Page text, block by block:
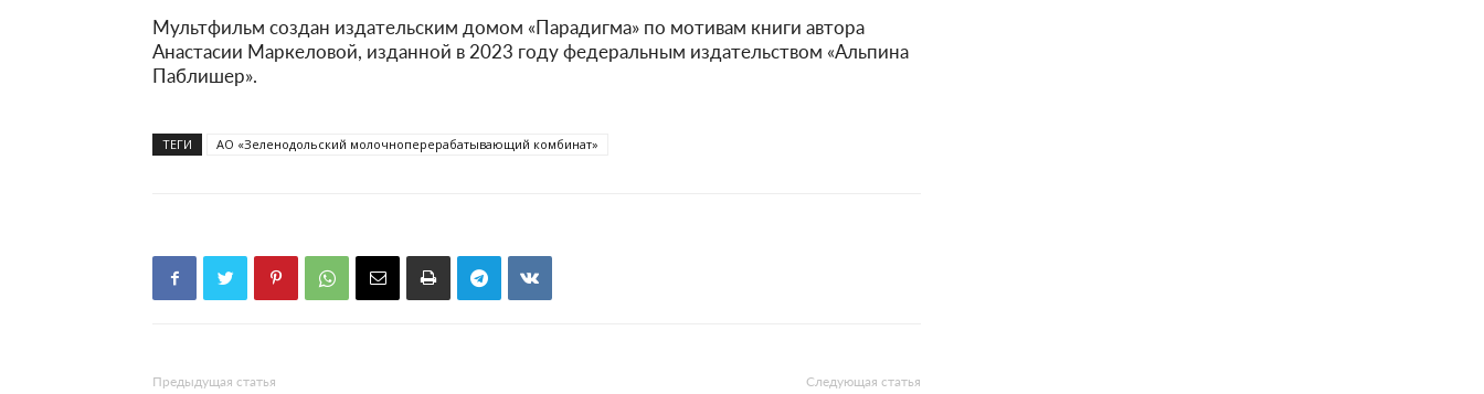
Мультфильм создан издательским домом «Парадигма» по мотивам книги автора
Анастасии Маркеловой, изданной в 2023 году федеральным издательством «Альпина
Паблишер».
ТЕГИ АО «Зеленодольский молочноперерабатывающий комбинат»
Предыдущая статья Следующая статья